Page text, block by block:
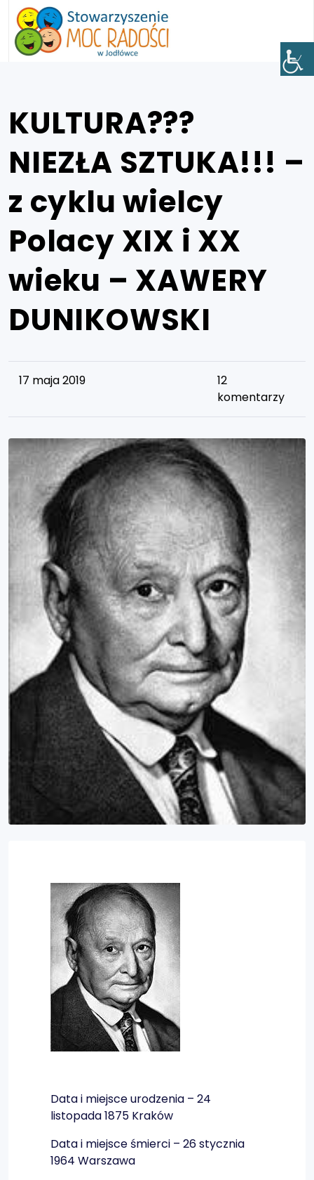
KULTURA???
NIEZŁA SZTUKA!!! –
z cyklu wielcy
Polacy XIX i XX
wieku – XAWERY
DUNIKOWSKI
17 maja 2019
12
komentarzy
Data i miejsce urodzenia – 24
listopada 1875 Kraków
Data i miejsce śmierci – 26 stycznia
1964 Warszawa